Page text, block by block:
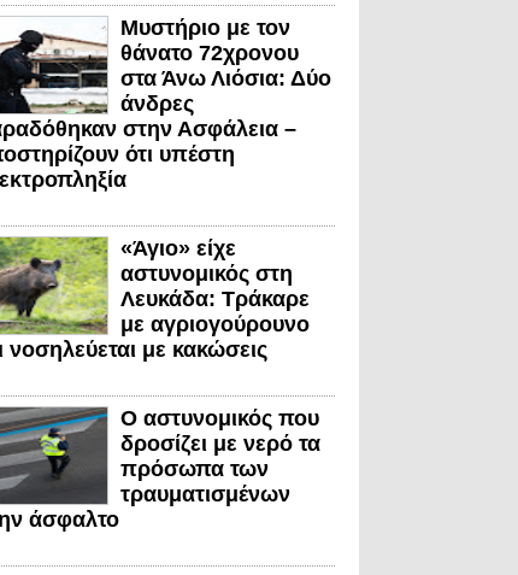
Μυστήριο με τον
θάνατο 72χρονου
στα Άνω Λιόσια: Δύο
άνδρες
στην Ασφάλεια –
ότι υπέστη
«Άγιο» είχε
αστυνομικός στη
Λευκάδα: Τράκαρε
με αγριογούρουνο
νοσηλεύεται με κακώσεις
Ο αστυνομικός που
δροσίζει με νερό τα
πρόσωπα των
τραυματισμένων
άσφαλτο